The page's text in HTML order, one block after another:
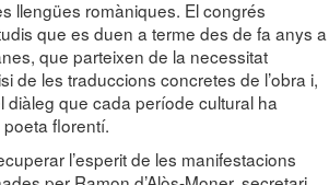
llengües romàniques. El congrés
que es duen a terme des de fa anys a
que parteixen de la necessitat
de les traduccions concretes de l’obra i,
diàleg que cada període cultural ha
florentí.
l’esperit de les manifestacions